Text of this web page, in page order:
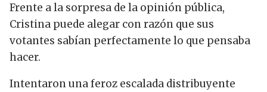
Frente a la sorpresa de la opinión pública,
Cristina puede alegar con razón que sus
votantes sabían perfectamente lo que pensaba
hacer.
Intentaron una feroz escalada distribuyente